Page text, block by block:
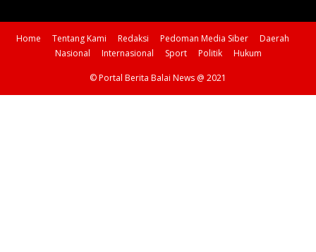
Home Tentang Kami Redaksi Pedoman Media Siber
Daerah
Nasional
Internasional Sport Politik Hukum
© Portal Berita Balai News @ 2021